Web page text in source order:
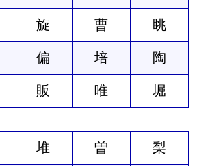
旋 曹 眺
偏 培 陶
販 唯 堀
堆 曽 梨